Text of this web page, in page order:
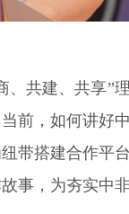
共建、共享”
前，如何讲好
带搭建合作平
事，为夯实中